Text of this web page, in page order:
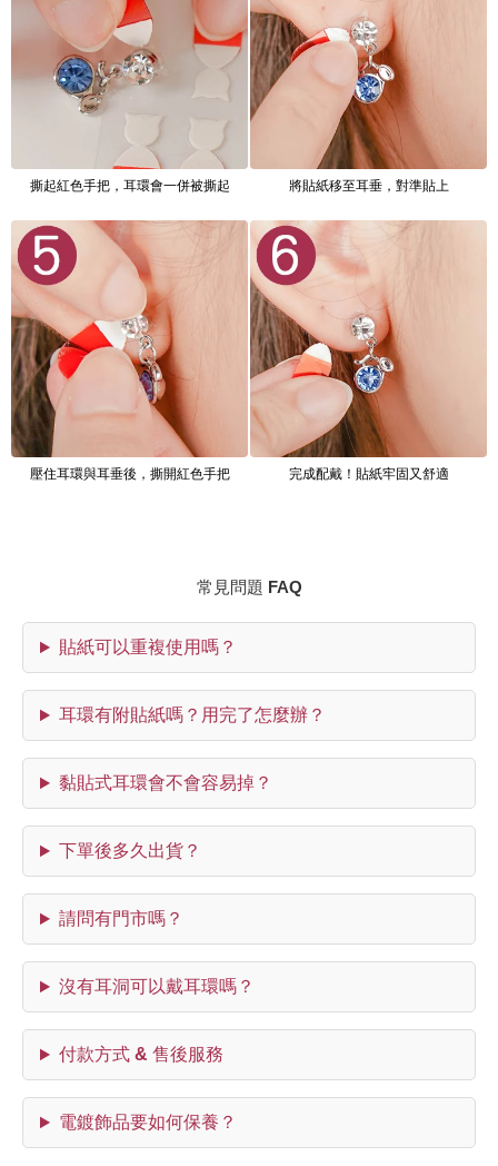
撕起紅色手把，耳環會一併被撕起 將貼紙移至耳垂，對準貼上
壓住耳環與耳垂後，撕開紅色手把 完成配戴！貼紙牢固又舒適
常見問題 FAQ
貼紙可以重複使用嗎？
耳環有附貼紙嗎？用完了怎麼辦？
黏貼式耳環會不會容易掉？
下單後多久出貨？
請問有門市嗎？
沒有耳洞可以戴耳環嗎？
付款方式 & 售後服務
電鍍飾品要如何保養？